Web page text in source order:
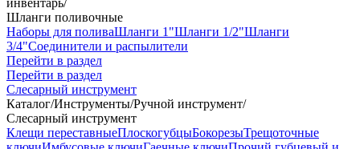
инвентарь/
Шланги поливочные
Наборы для поливаШланги 1"Шланги 1/2"Шланги
3/4"Соединители и распылители
Перейти в раздел
Перейти в раздел
Слесарный инструмент
Каталог/Инструменты/Ручной инструмент/
Слесарный инструмент
Клещи переставныеПлоскогубцыБокорезыТрещоточные